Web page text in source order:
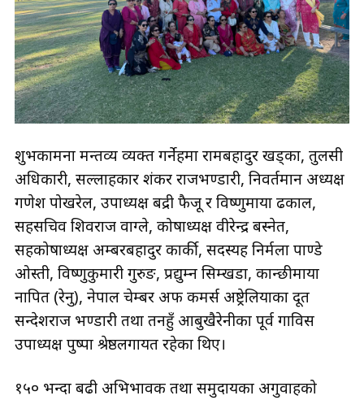
शुभकामना मन्तव्य व्यक्त गर्नेहरूमा रामबहादुर खड्का, तुलसी
अधिकारी, सल्लाहकार शंकर राजभण्डारी, निवर्तमान अध्यक्ष
गणेश पोखरेल, उपाध्यक्ष बद्री फैजू र विष्णुमाया ढकाल,
सहसचिव शिवराज वाग्ले, कोषाध्यक्ष वीरेन्द्र बस्नेत,
सहकोषाध्यक्ष अम्बरबहादुर कार्की, सदस्यहरू निर्मला पाण्डे
ओस्ती, विष्णुकुमारी गुरुङ, प्रद्युम्न सिम्खडा, कान्छीमाया
नापित (रेनु), नेपाल चेम्बर अफ कमर्स अष्ट्रेलियाका दूत
सन्देशराज भण्डारी तथा तनहुँ आबुखैरेनीका पूर्व गाविस
उपाध्यक्ष पुष्पा श्रेष्ठलगायत रहेका थिए।
१५० भन्दा बढी अभिभावक तथा समुदायका अगुवाहरूको